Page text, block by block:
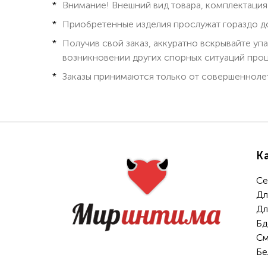
Внимание! Внешний вид товара,
Приобретенные изделия прослужат гораздо
Получив свой заказ, аккуратно вскрывайте
возникновении других спорных ситуаций
Заказы принимаются только от